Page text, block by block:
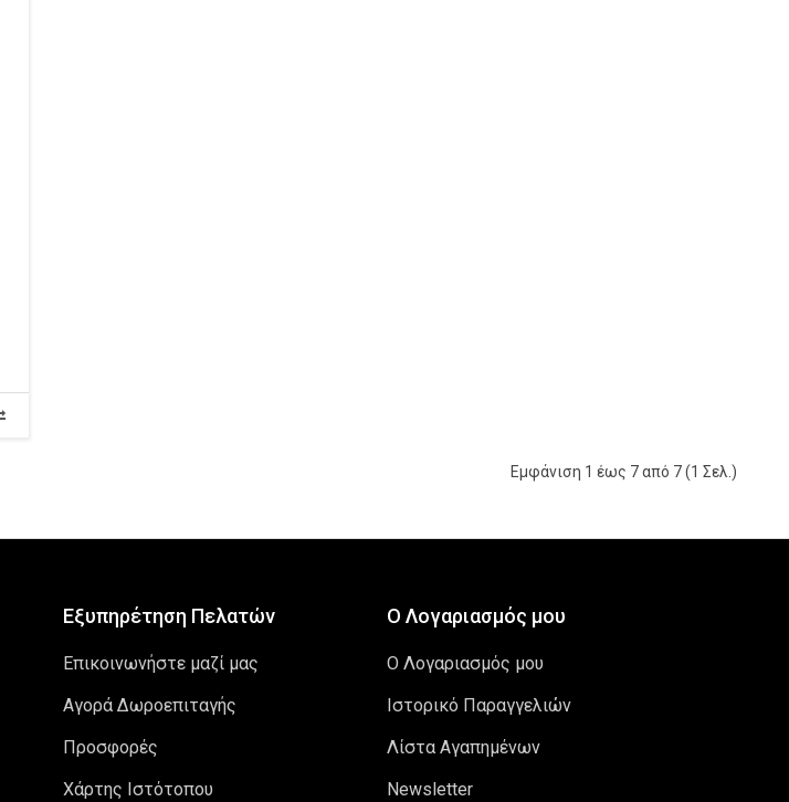
Εμφάνιση 1 έως 7 από 7 (1 Σελ.)
Εξυπηρέτηση Πελατών
Επικοινωνήστε μαζί μας
Αγορά Δωροεπιταγής
Προσφορές
Χάρτης Ιστότοπου
Ο Λογαριασμός μου
Ο Λογαριασμός μου
Ιστορικό Παραγγελιών
Λίστα Αγαπημένων
Newsletter